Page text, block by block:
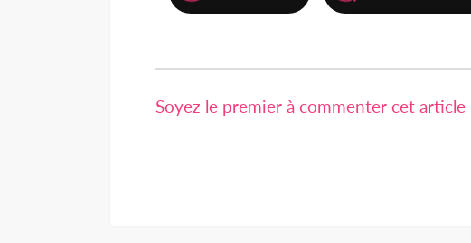
Soyez le premier à commenter cet article